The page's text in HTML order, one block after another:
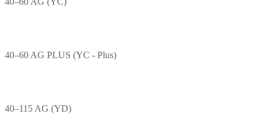
40–60 AG PLUS (YC - Plus)
40–115 AG (YD)